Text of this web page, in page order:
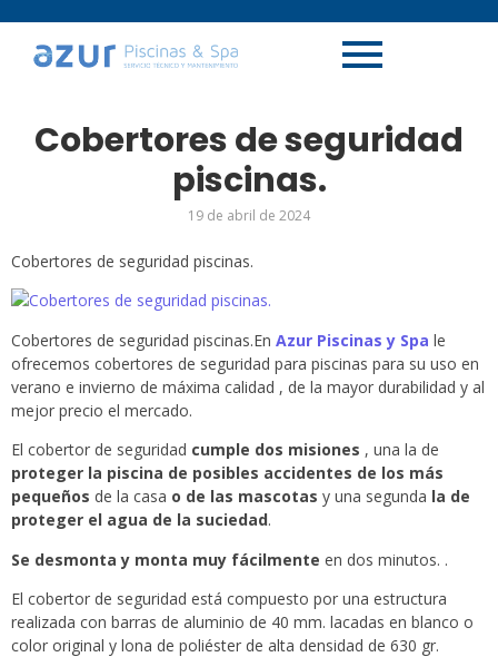
Cobertores de seguridad
piscinas.
19 de abril de 2024
Cobertores de seguridad piscinas.
Cobertores de seguridad piscinas.En Azur Piscinas y Spa le
ofrecemos cobertores de seguridad para piscinas para su uso en
verano e invierno de máxima calidad , de la mayor durabilidad y al
mejor precio el mercado.
El cobertor de seguridad cumple dos misiones , una la de
proteger la piscina de posibles accidentes de los más
pequeños de la casa o de las mascotas y una segunda la de
proteger el agua de la suciedad.
Se desmonta y monta muy fácilmente en dos minutos. .
El cobertor de seguridad está compuesto por una estructura
realizada con barras de aluminio de 40 mm. lacadas en blanco o
color original y lona de poliéster de alta densidad de 630 gr.